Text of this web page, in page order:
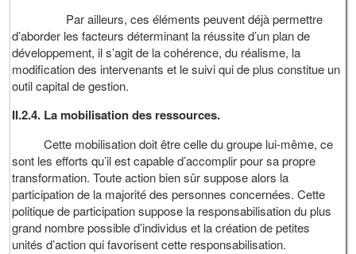
Par ailleurs, ces éléments peuvent déjà permettre
d’aborder les facteurs déterminant la réussite d’un plan de
développement, il s’agit de la cohérence, du réalisme, la
modification des intervenants et le suivi qui de plus constitue un
outil capital de gestion.
II.2.4. La mobilisation des ressources.
Cette mobilisation doit être celle du groupe lui-même, ce
sont les efforts qu’il est capable d’accomplir pour sa propre
transformation. Toute action bien sûr suppose alors la
participation de la majorité des personnes concernées. Cette
politique de participation suppose la responsabilisation du plus
grand nombre possible d’individus et la création de petites
unités d’action qui favorisent cette responsabilisation.